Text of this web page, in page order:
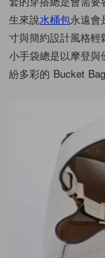
生來說水桶包永遠會
寸與簡約設計風格
小手袋總是以摩登
紛多彩的 Bucket Bag